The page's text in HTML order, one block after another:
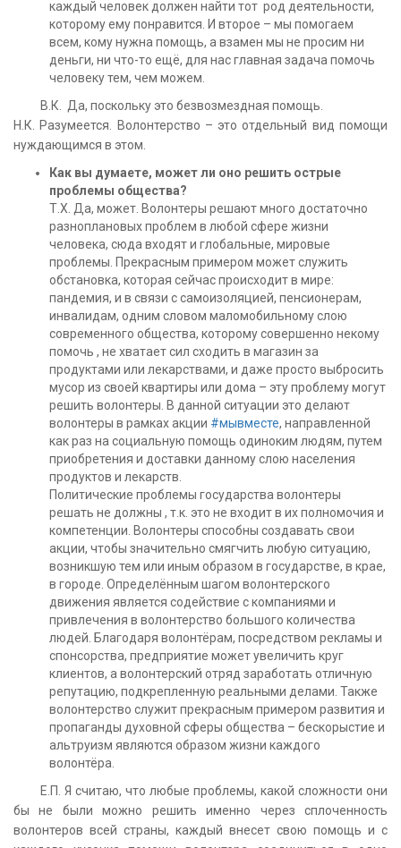
каждый человек должен найти тот род деятельности,
которому ему понравится. И второе – мы помогаем
всем, кому нужна помощь, а взамен мы не просим ни
деньги, ни что-то ещё, для нас главная задача помочь
человеку тем, чем можем.
В.К. Да, поскольку это безвозмездная помощь.
Н.К. Разумеется. Волонтерство – это отдельный вид помощи
нуждающимся в этом.
Как вы думаете, может ли оно решить острые
проблемы общества?
Т.Х. Да, может. Волонтеры решают много достаточно
разноплановых проблем в любой сфере жизни
человека, сюда входят и глобальные, мировые
проблемы. Прекрасным примером может служить
обстановка, которая сейчас происходит в мире:
пандемия, и в связи с самоизоляцией, пенсионерам,
инвалидам, одним словом маломобильному слою
современного общества, которому совершенно некому
помочь , не хватает сил сходить в магазин за
продуктами или лекарствами, и даже просто выбросить
мусор из своей квартиры или дома – эту проблему могут
решить волонтеры. В данной ситуации это делают
волонтеры в рамках акции #мывместе, направленной
как раз на социальную помощь одиноким людям, путем
приобретения и доставки данному слою населения
продуктов и лекарств.
Политические проблемы государства волонтеры
решать не должны , т.к. это не входит в их полномочия и
компетенции. Волонтеры способны создавать свои
акции, чтобы значительно смягчить любую ситуацию,
возникшую тем или иным образом в государстве, в крае,
в городе. Определённым шагом волонтерского
движения является содействие с компаниями и
привлечения в волонтерство большого количества
людей. Благодаря волонтёрам, посредством рекламы и
спонсорства, предприятие может увеличить круг
клиентов, а волонтерский отряд заработать отличную
репутацию, подкрепленную реальными делами. Также
волонтерство служит прекрасным примером развития и
пропаганды духовной сферы общества – бескорыстие и
альтруизм являются образом жизни каждого
волонтёра.
Е.П. Я считаю, что любые проблемы, какой сложности они
бы не были можно решить именно через сплоченность
волонтеров всей страны, каждый внесет свою помощь и с